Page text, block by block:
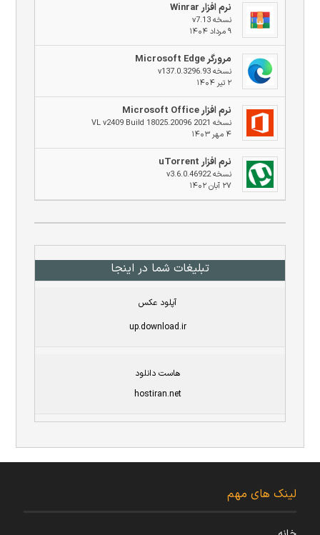
نرم افزار Winrar
نسخه v7.13
۹ مرداد ۱۴۰۴
مرورگر Microsoft Edge
نسخه v137.0.3296.93
۲ تیر ۱۴۰۴
نرم افزار Microsoft Office
نسخه 2021 VL v2409 Build 18025.20096
۴ مهر ۱۴۰۳
نرم افزار uTorrent
نسخه v3.6.0.46922
۲۷ آبان ۱۴۰۲
تبلیغات شما در اینجا
آپلود عکس
up.download.ir
هاست دانلود
hostiran.net
لینک های مهم